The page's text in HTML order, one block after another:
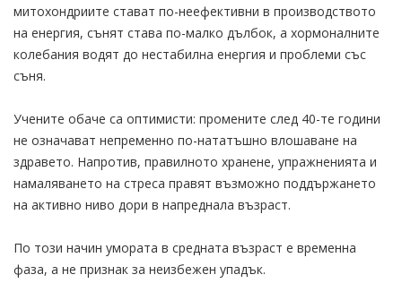
митохондриите стават по-неефективни в производството
на енергия, сънят става по-малко дълбок, а хормоналните
колебания водят до нестабилна енергия и проблеми със
съня.
Учените обаче са оптимисти: промените след 40-те години
не означават непременно по-нататъшно влошаване на
здравето. Напротив, правилното хранене, упражненията и
намаляването на стреса правят възможно поддържането
на активно ниво дори в напреднала възраст.
По този начин умората в средната възраст е временна
фаза, а не признак за неизбежен упадък.